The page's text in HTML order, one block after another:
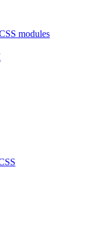
modules